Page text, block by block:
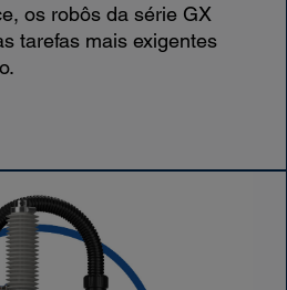
os robôs da série GX
tarefas mais exigentes